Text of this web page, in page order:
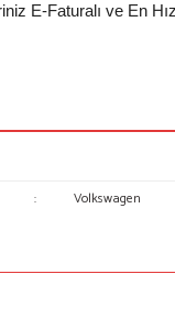
E-Faturalı ve En
: Volkswagen